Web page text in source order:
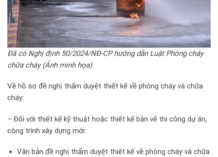
Đã có Nghị định 50/2024/NĐ-CP hướng dẫn Luật Phòng cháy
chữa cháy (Ảnh minh họa)
Về hồ sơ đề nghị thẩm duyệt thiết kế về phòng cháy và chữa
cháy:
– Đối với thiết kế kỹ thuật hoặc thiết kế bản vẽ thi công dự án,
công trình xây dựng mới:
Văn bản đề nghị thẩm duyệt thiết kế về phòng cháy và chữa